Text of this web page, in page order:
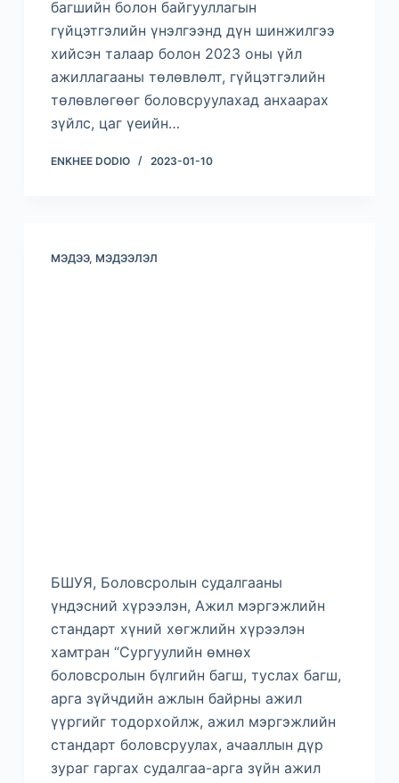
багшийн болон байгууллагын
гүйцэтгэлийн үнэлгээнд дүн шинжилгээ
хийсэн талаар болон 2023 оны үйл
ажиллагааны төлөвлөлт, гүйцэтгэлийн
төлөвлөгөөг боловсруулахад анхаарах
зүйлс, цаг үеийн…
ENKHEE DODIO 2023-01-10
МЭДЭЭ, МЭДЭЭЛЭЛ
БШУЯ, Боловсролын судалгааны
үндэсний хүрээлэн, Ажил мэргэжлийн
стандарт хүний хөгжлийн хүрээлэн
хамтран “Сургуулийн өмнөх
боловсролын бүлгийн багш, туслах багш,
арга зүйчдийн ажлын байрны ажил
үүргийг тодорхойлж, ажил мэргэжлийн
стандарт боловсруулах, ачааллын дүр
зураг гаргах судалгаа-арга зүйн ажил